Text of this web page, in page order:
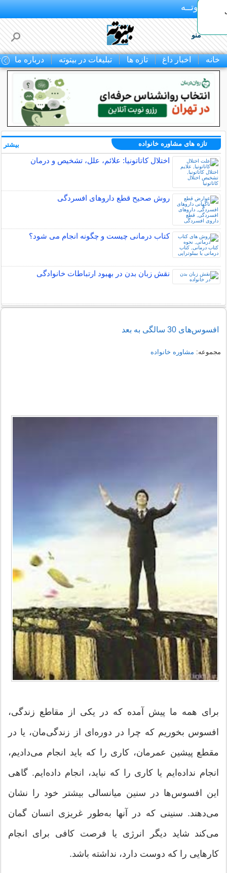
بـیتوتــه
منو
خانه اخبار داغ تازه ها تبلیغات در بیتوته درباره ما
تازه های مشاوره خانواده
اختلال کاتاتونیا: علائم، علل، تشخیص و درمان
روش صحیح قطع داروهای افسردگی
کتاب درمانی چیست و چگونه انجام می شود؟
نقش زبان بدن در بهبود ارتباطات خانوادگی
بیشتر
افسوس‌های 30 سالگی به بعد
مجموعه: مشاوره خانواده
برای همه ما پیش آمده كه در یكی از مقاطع زندگی‌‌،
افسوس بخوریم كه چرا در دوره‌ای از زندگی‌مان، یا در
مقطع پیشین عمرمان‌‌، كاری را كه باید انجام می‌‌دادیم‌‌،
انجام نداده‌ایم یا كاری را كه نباید، انجام داده‌ایم. گاهی
این افسوس‌ها در سنین میانسالی بیشتر خود را نشان
می‌‌دهند. سنینی كه در آنها به‌طور غریزی انسان گمان
می‌‌كند شاید دیگر انرژی یا فرصت كافی برای انجام
كارهایی را كه دوست دارد‌‌، نداشته باشد.